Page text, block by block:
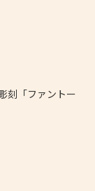
刻「ファントー